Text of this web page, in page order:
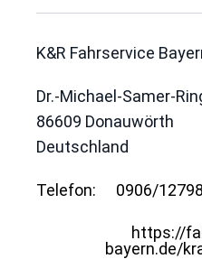
K&R Fahrservice
Dr.-Michael-Samer-
86609 Donauwörth
Deutschland
Telefon: 0906/
https://
bayern.de/